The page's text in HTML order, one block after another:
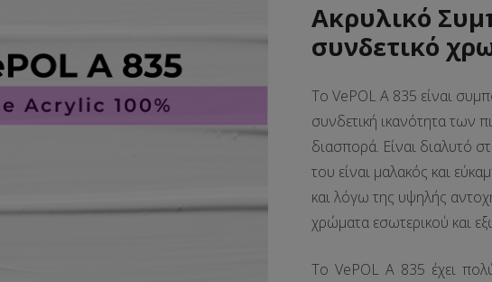
Ακρυλικό
συνδετικό
Το VePOL A 835 είναι
συνδετική ικανότητα των
διασπορά. Είναι διαλυτό
του είναι μαλακός και
και λόγω της υψηλής
χρώματα εσωτερικού και
Το VePOL A 835 έχει